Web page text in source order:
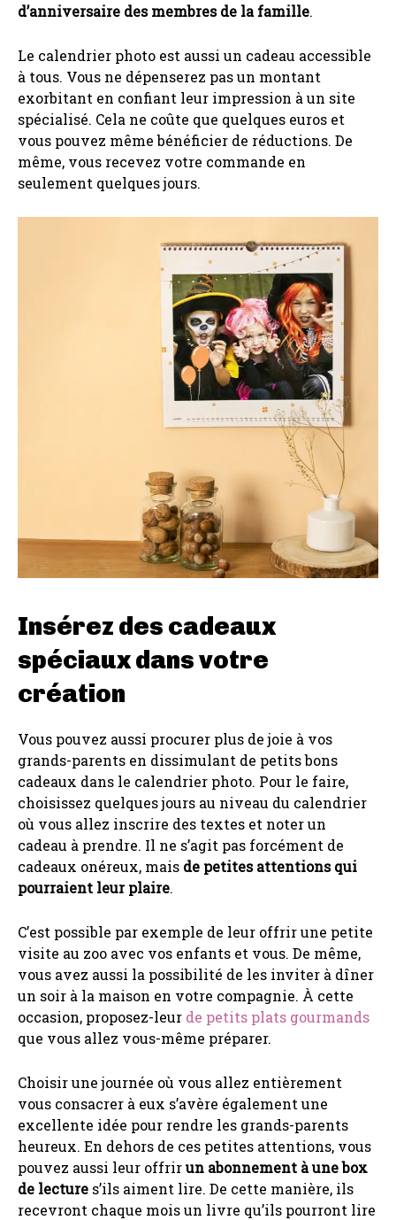
d’anniversaire des membres de la famille.
Le calendrier photo est aussi un cadeau accessible
à tous. Vous ne dépenserez pas un montant
exorbitant en confiant leur impression à un site
spécialisé. Cela ne coûte que quelques euros et
vous pouvez même bénéficier de réductions. De
même, vous recevez votre commande en
seulement quelques jours.
Insérez des cadeaux
spéciaux dans votre
création
Vous pouvez aussi procurer plus de joie à vos
grands-parents en dissimulant de petits bons
cadeaux dans le calendrier photo. Pour le faire,
choisissez quelques jours au niveau du calendrier
où vous allez inscrire des textes et noter un
cadeau à prendre. Il ne s’agit pas forcément de
cadeaux onéreux, mais de petites attentions qui
pourraient leur plaire.
C’est possible par exemple de leur offrir une petite
visite au zoo avec vos enfants et vous. De même,
vous avez aussi la possibilité de les inviter à dîner
un soir à la maison en votre compagnie. À cette
occasion, proposez-leur de petits plats gourmands
que vous allez vous-même préparer.
Choisir une journée où vous allez entièrement
vous consacrer à eux s’avère également une
excellente idée pour rendre les grands-parents
heureux. En dehors de ces petites attentions, vous
pouvez aussi leur offrirun abonnement à une box
de lecture s’ils aiment lire. De cette manière, ils
recevront chaque mois un livre qu’ils pourront lire